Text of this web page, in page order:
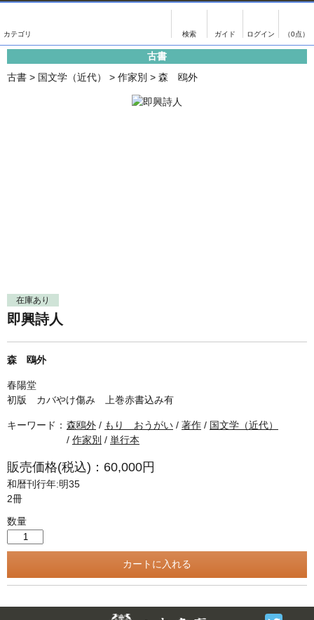
（0点）
影印資料
単行本◆日本語史
単行本◆美術
Ｗｅｂ版
美本なし
書誌学・目録
古書目録
画像がある商品のみ検索
古書
古書 > 国文学（近代） > 作家別 > 森 鴎外
在庫あり
即興詩人
森 鴎外
春陽堂
初版 カバやけ傷み 上巻赤書込み有
キーワード： 森鴎外 / もり おうがい / 著作 / 国文学（近代）
/ 作家別 / 単行本
販売価格(税込)：60,000円
和暦刊行年:明35
2冊
数量